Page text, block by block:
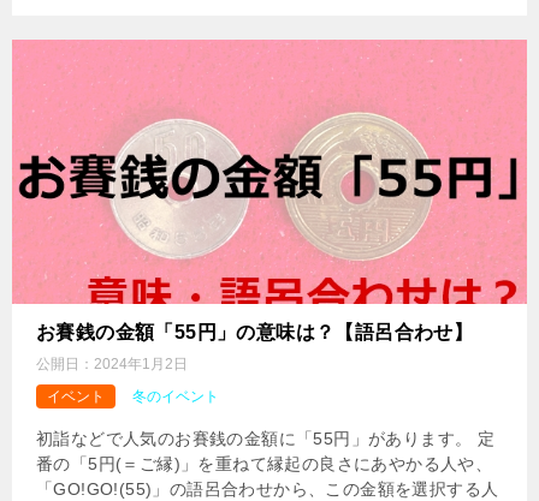
お賽銭の金額「55円」の意味は？【語呂合わせ】
公開日： 2024年1月2日
イベント
冬のイベント
初詣などで人気のお賽銭の金額に「55円」があります。 定
番の「5円(＝ご縁)」を重ねて縁起の良さにあやかる人や、
「GO!GO!(55)」の語呂合わせから、この金額を選択する人